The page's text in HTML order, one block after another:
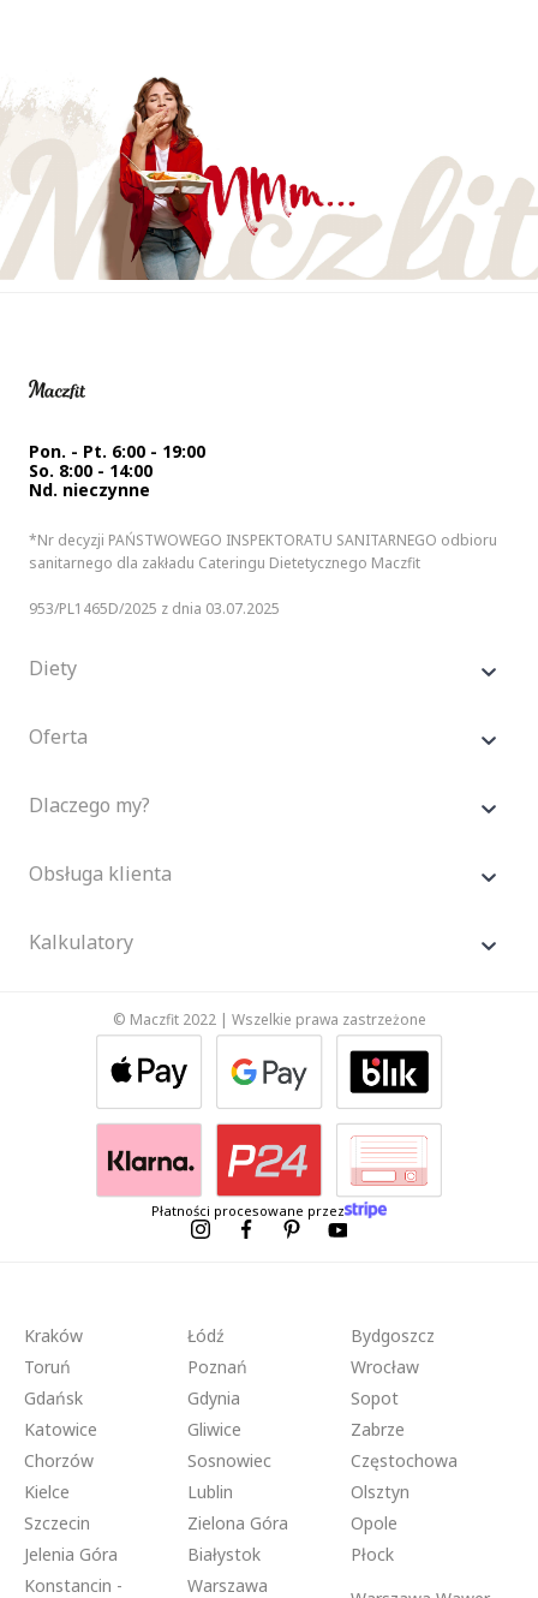
Pon. - Pt. 6:00 - 19:00
So. 8:00 - 14:00
Nd. nieczynne
*Nr decyzji PAŃSTWOWEGO INSPEKTORATU SANITARNEGO odbioru
sanitarnego dla zakładu Cateringu Dietetycznego Maczfit
953/PL1465D/2025 z dnia 03.07.2025
Diety
Oferta
Dlaczego my?
Obsługa klienta
Kalkulatory
© Maczfit 2022 | Wszelkie prawa zastrzeżone
Płatności procesowane przez
Kraków Łódź
Bydgoszcz
Toruń
Poznań
Wrocław
Gdańsk
Gdynia
Sopot
Katowice
Gliwice
Zabrze
Chorzów
Sosnowiec
Częstochowa
Kielce
Lublin
Olsztyn
Szczecin
Zielona Góra
Opole
Jelenia Góra
Białystok
Płock
Konstancin -
Warszawa